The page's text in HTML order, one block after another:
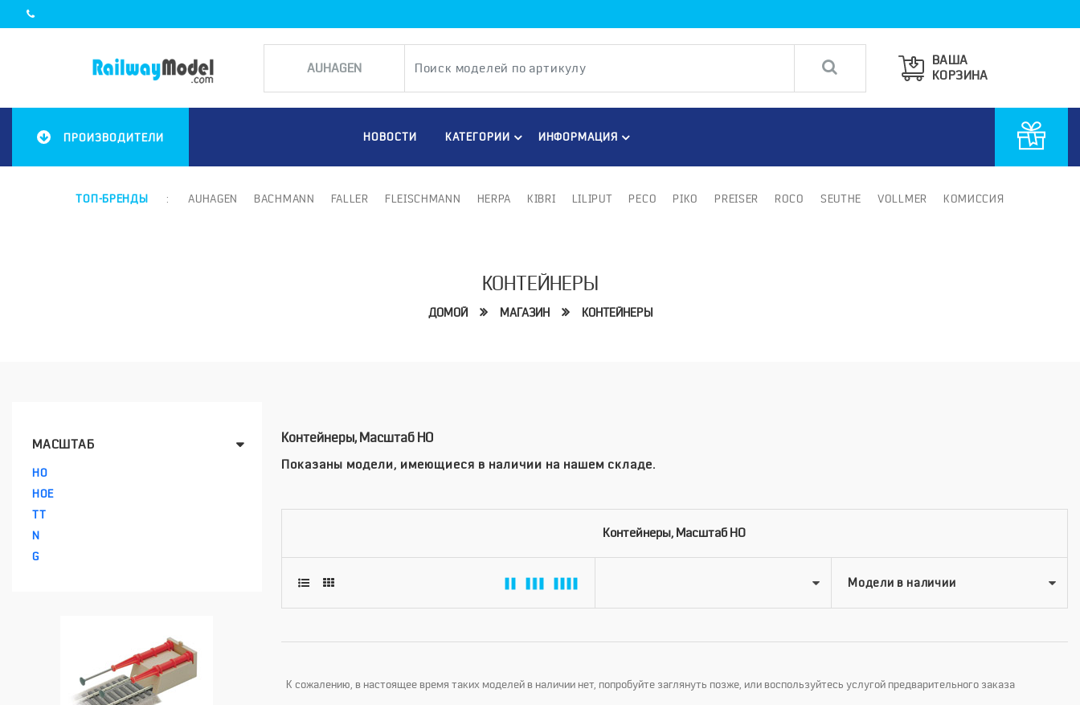
ВАША
КОРЗИНА
ПРОИЗВОДИТЕЛИ НОВОСТИ КАТЕГОРИИ ИНФОРМАЦИЯ
ТОП-БРЕНДЫ : AUHAGEN BACHMANN FALLER FLEISCHMANN HERPA KIBRI LILIPUT PECO PIKO PREISER ROCO SEUTHE VOLLMER КОМИССИЯ
КОНТЕЙНЕРЫ
ДОМОЙ МАГАЗИН КОНТЕЙНЕРЫ
МАСШТАБ
HO
HOE
TT
N
G
Контейнеры, Масштаб HO
Показаны модели, имеющиеся в наличии на нашем складе.
Контейнеры, Масштаб HO
К сожалению, в настоящее время таких моделей в наличии нет, попробуйте заглянуть позже, или воспользуйтесь услугой предварительного заказа